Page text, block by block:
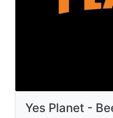
Yes Planet -